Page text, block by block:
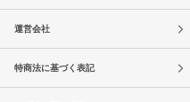
運営会社
特商法に基づく表記